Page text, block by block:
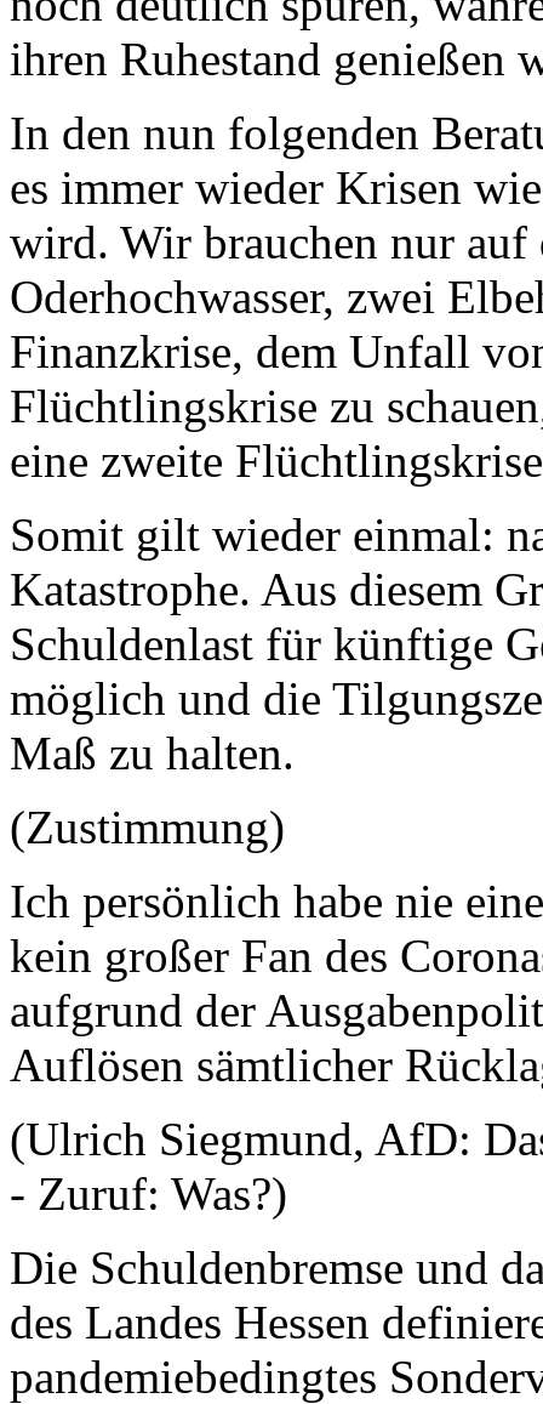
ihren Ruhestand genießen
In den nun folgenden
es immer wieder Krisen
wird. Wir brauchen nur auf
Oderhochwasser, zwei
Finanzkrise, dem Unfall
Flüchtlingskrise zu
eine zweite
Somit gilt wieder einmal:
Katastrophe. Aus diesem
Schuldenlast für künftige
möglich und die
Maß zu halten.
(Zustimmung)
Ich persönlich habe nie
kein großer Fan des
aufgrund der
Auflösen sämtlicher
(Ulrich Siegmund, AfD:
- Zuruf: Was?)
Die Schuldenbremse und
des Landes Hessen
pandemiebedingtes